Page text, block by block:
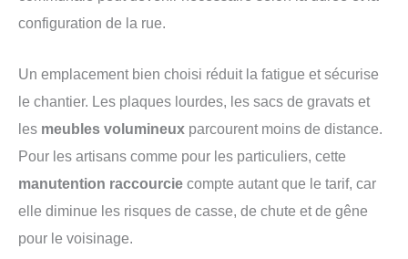
configuration de la rue.
Un emplacement bien choisi réduit la fatigue et sécurise
le chantier. Les plaques lourdes, les sacs de gravats et
les meubles volumineux parcourent moins de distance.
Pour les artisans comme pour les particuliers, cette
manutention raccourcie compte autant que le tarif, car
elle diminue les risques de casse, de chute et de gêne
pour le voisinage.